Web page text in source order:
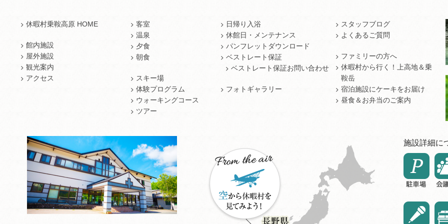
休暇村乗鞍高原 HOME
館内施設
屋外施設
観光案内
アクセス
客室
温泉
夕食
朝食
スキー場
体験プログラム
ウォーキングコース
ツアー
日帰り入浴
休館日・メンテナンス
パンフレットダウンロード
ベストレート保証
ベストレート保証お問い合わせ
フォトギャラリー
スタッフブログ
よくあるご質問
ファミリーの方へ
休暇村から行く！上高地＆乗
鞍岳
宿泊施設にケーキをお届け
昼食＆お弁当のご案内
施設詳細に